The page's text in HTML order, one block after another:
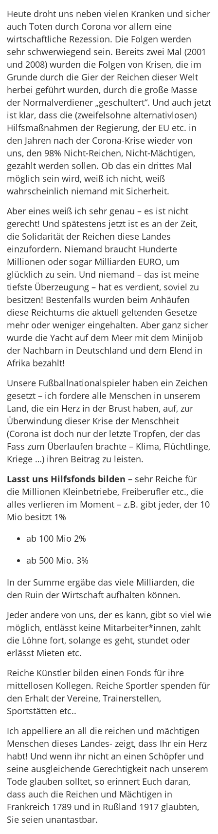
Heute droht uns neben vielen Kranken und sicher
auch Toten durch Corona vor allem eine
wirtschaftliche Rezession. Die Folgen werden
sehr schwerwiegend sein. Bereits zwei Mal (2001
und 2008) wurden die Folgen von Krisen, die im
Grunde durch die Gier der Reichen dieser Welt
herbei geführt wurden, durch die große Masse
der Normalverdiener „geschultert“. Und auch jetzt
ist klar, dass die (zweifelsohne alternativlosen)
Hilfsmaßnahmen der Regierung, der EU etc. in
den Jahren nach der Corona-Krise wieder von
uns, den 98% Nicht-Reichen, Nicht-Mächtigen,
gezahlt werden sollen. Ob das ein drittes Mal
möglich sein wird, weiß ich nicht, weiß
wahrscheinlich niemand mit Sicherheit.
Aber eines weiß ich sehr genau – es ist nicht
gerecht! Und spätestens jetzt ist es an der Zeit,
die Solidarität der Reichen diese Landes
einzufordern. Niemand braucht Hunderte
Millionen oder sogar Milliarden EURO, um
glücklich zu sein. Und niemand – das ist meine
tiefste Überzeugung – hat es verdient, soviel zu
besitzen! Bestenfalls wurden beim Anhäufen
diese Reichtums die aktuell geltenden Gesetze
mehr oder weniger eingehalten. Aber ganz sicher
wurde die Yacht auf dem Meer mit dem Minijob
der Nachbarn in Deutschland und dem Elend in
Afrika bezahlt!
Unsere Fußballnationalspieler haben ein Zeichen
gesetzt – ich fordere alle Menschen in unserem
Land, die ein Herz in der Brust haben, auf, zur
Überwindung dieser Krise der Menschheit
(Corona ist doch nur der letzte Tropfen, der das
Fass zum Überlaufen brachte – Klima, Flüchtlinge,
Kriege …) ihren Beitrag zu leisten.
Lasst uns Hilfsfonds bilden – sehr Reiche für
die Millionen Kleinbetriebe, Freiberufler etc., die
alles verlieren im Moment – z.B. gibt jeder, der 10
Mio besitzt 1%
ab 100 Mio 2%
ab 500 Mio. 3%
In der Summe ergäbe das viele Milliarden, die
den Ruin der Wirtschaft aufhalten können.
Jeder andere von uns, der es kann, gibt so viel wie
möglich, entlässt keine Mitarbeiter*innen, zahlt
die Löhne fort, solange es geht, stundet oder
erlässt Mieten etc.
Reiche Künstler bilden einen Fonds für ihre
mittellosen Kollegen. Reiche Sportler spenden für
den Erhalt der Vereine, Trainerstellen,
Sportstätten etc..
Ich appelliere an all die reichen und mächtigen
Menschen dieses Landes- zeigt, dass Ihr ein Herz
habt! Und wenn ihr nicht an einen Schöpfer und
seine ausgleichende Gerechtigkeit nach unserem
Tode glauben solltet, so erinnert Euch daran,
dass auch die Reichen und Mächtigen in
Frankreich 1789 und in Rußland 1917 glaubten,
Sie seien unantastbar.